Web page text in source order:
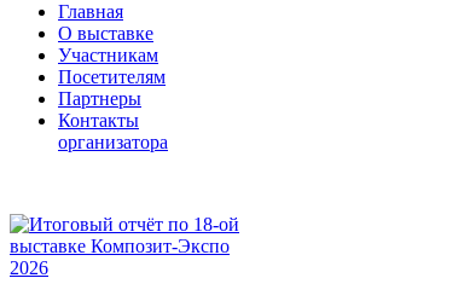
Главная
О выставке
Участникам
Посетителям
Партнеры
Контакты
организатора